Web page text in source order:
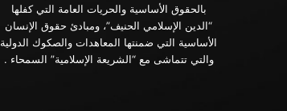
بالحقوق الأساسية والحريات العامة التي كفلها
“الدين الإسلامي الحنيف”، ومبادئ حقوق الإنسان
الأساسية التي ضمنتها المعاهدات والصكوك الدولية
والتي تتماشى مع “الشريعة الإسلامية” السمحاء .